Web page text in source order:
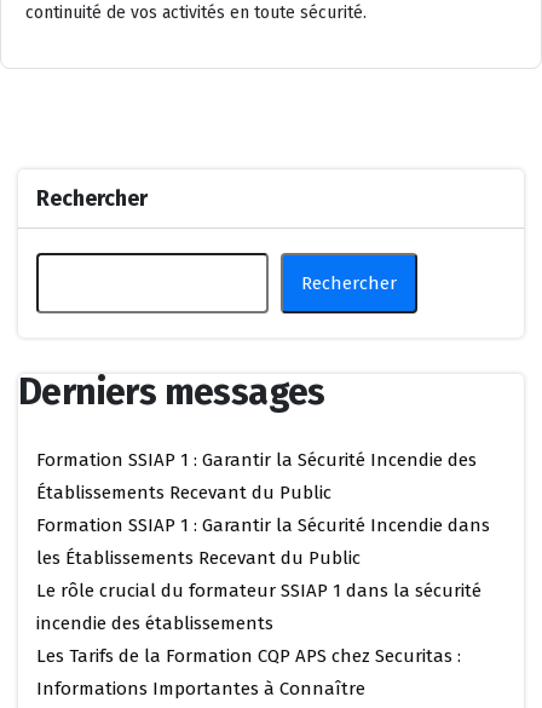
continuité de vos activités en toute sécurité.
Rechercher
Rechercher
Derniers messages
Formation SSIAP 1 : Garantir la Sécurité Incendie des
Établissements Recevant du Public
Formation SSIAP 1 : Garantir la Sécurité Incendie dans
les Établissements Recevant du Public
Le rôle crucial du formateur SSIAP 1 dans la sécurité
incendie des établissements
Les Tarifs de la Formation CQP APS chez Securitas :
Informations Importantes à Connaître